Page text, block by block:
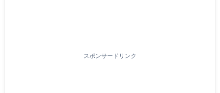
スポンサードリンク